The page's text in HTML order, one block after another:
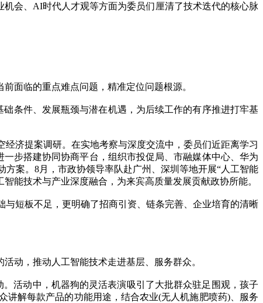
会、AI时代人才观等方面为委员们厘清了技术迭代的核心脉
面临的重点难点问题，精准定位问题根源。
条件、发展瓶颈与潜在机遇，为后续工作的有序推进打牢基
济提案调研。在实地考察与深度交流中，委员们近距离学习
步搭建协同协商平台，组织市投促局、市融媒体中心、华为
案。8月，市政协领导率队赴广州、深圳等地开展“人工智能
能技术与产业深度融合，为来宾高质量发展贡献政协所能。
短板不足，更明确了招商引资、链条完善、企业培育的清晰
动，推动人工智能技术走进基层、服务群众。
活动中，机器狗的灵活表演吸引了大批群众驻足围观，孩子
解每款产品的功能用途，结合农业(无人机施肥喷药)、服务